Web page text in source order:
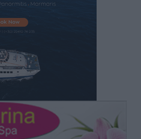
μετά την παράσυρσή
Επιτροπή για τις
ξεσπούν από μονάδες